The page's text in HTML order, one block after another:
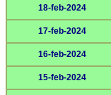
18-feb-2024
17-feb-2024
16-feb-2024
15-feb-2024